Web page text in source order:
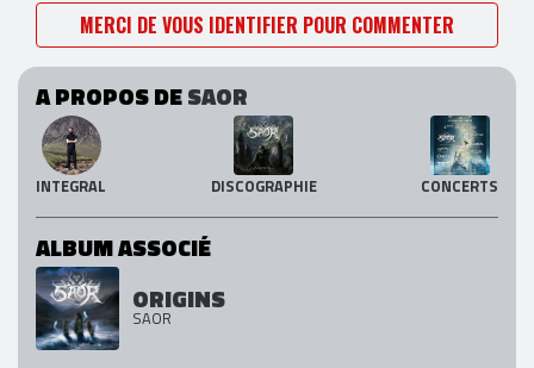
MERCI DE VOUS IDENTIFIER POUR COMMENTER
A PROPOS DESAOR
INTEGRAL DISCOGRAPHIE CONCERTS
ALBUM ASSOCIÉ
ORIGINS
SAOR